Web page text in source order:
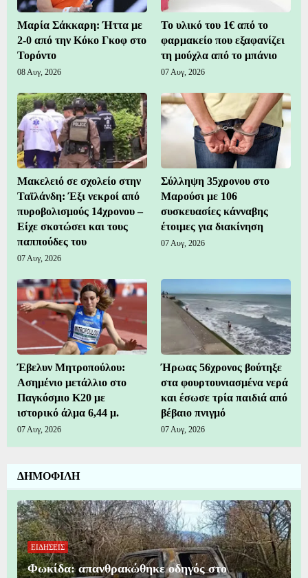
Μαρία Σάκκαρη: Ήττα με
2-0 από την Κόκο Γκοφ στο
Τορόντο
08 Αυγ, 2026
Το υλικό του 1€ από το
φαρμακείο που εξαφανίζει
τη μούχλα από το μπάνιο
07 Αυγ, 2026
Μακελειό σε σχολείο στην
Ταϊλάνδη: Έξι νεκροί από
πυροβολισμούς 14χρονου –
Είχε σκοτώσει και τους
παππούδες του
07 Αυγ, 2026
Σύλληψη 35χρονου στο
Μαρούσι με 106
συσκευασίες κάνναβης
έτοιμες για διακίνηση
07 Αυγ, 2026
Έβελυν Μητροπούλου:
Ασημένιο μετάλλιο στο
Παγκόσμιο Κ20 με
ιστορικό άλμα 6,44 μ.
07 Αυγ, 2026
Ήρωας 56χρονος βούτηξε
στα φουρτουνιασμένα νερά
και έσωσε τρία παιδιά από
βέβαιο πνιγμό
07 Αυγ, 2026
ΔΗΜΟΦΙΛΗ
ΕΙΔΗΣΕΙΣ
Φωκίδα: απανθρακώθηκε οδηγός στο